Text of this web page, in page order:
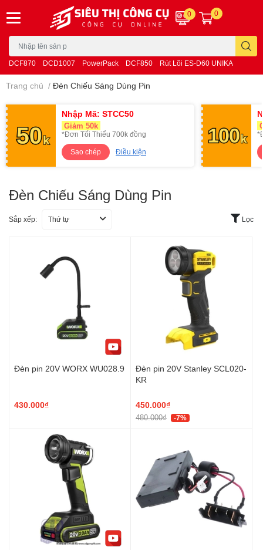
DCF870 DCD1007 PowerPack DCF850 Rút Lõi ES-D60 UNIKA
0 0
Trang chủ / Đèn Chiếu Sáng Dùng Pin
Nhập Mã: STCC50
Giảm 50k
*Đơn Tối Thiểu 700k đồng
Sao chép
Điều kiện
Đèn Chiếu Sáng Dùng Pin
Sắp xếp: Thứ tự Lọc
Đèn pin 20V WORX WU028.9
430.000₫
Đèn pin 20V Stanley SCL020-
KR
450.000₫
480.000₫ -7%